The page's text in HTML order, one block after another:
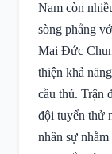
Nam còn
sòng phẳng
Mai Đức
thiện khả
cầu thủ. Trận
đội tuyển thử
nhân sự